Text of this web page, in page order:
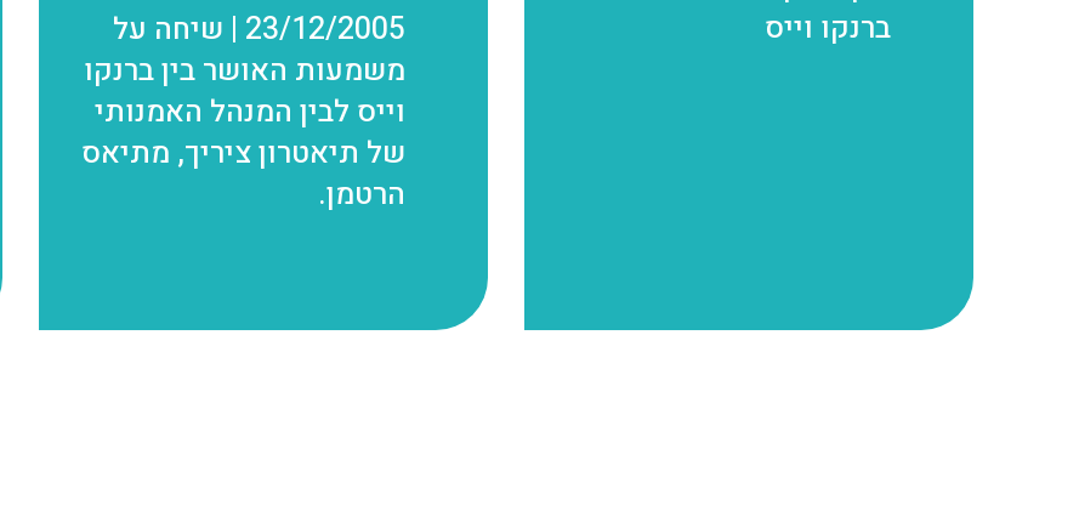
ברנקו וייס
23/12/2005 | שיחה על
משמעות האושר בין ברנקו
וייס לבין המנהל האמנותי
של תיאטרון ציריך, מתיאס
הרטמן.